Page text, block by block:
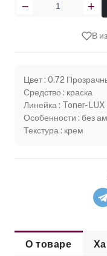
В
Цвет : 0.72
Средство : краска
Линейка : Toner-LUX
Особенности : без
Текстура : крем
О товаре